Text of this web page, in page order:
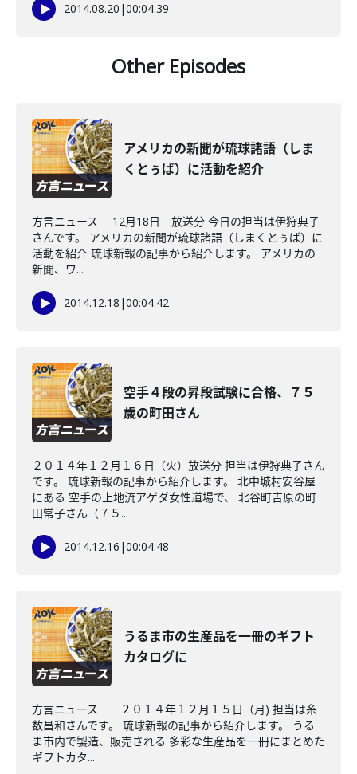
2014.08.20 |00:04:39
Other Episodes
アメリカの新聞が琉球諸語（しま
くとぅば）に活動を紹介
方言ニュース 12月18日 放送分 今日の担当は伊狩典子
さんです。 アメリカの新聞が琉球諸語（しまくとぅば）に
活動を紹介 琉球新報の記事から紹介します。 アメリカの
新聞、ワ...
2014.12.18 |00:04:42
空手４段の昇段試験に合格、７５
歳の町田さん
２０１４年１２月１６日（火）放送分 担当は伊狩典子さん
です。 琉球新報の記事から紹介します。 北中城村安谷屋
にある 空手の上地流アゲダ女性道場で、 北谷町吉原の町
田常子さん（７５...
2014.12.16 |00:04:48
うるま市の生産品を一冊のギフト
カタログに
方言ニュース ２０１４年１２月１５日（月) 担当は糸
数昌和さんです。 琉球新報の記事から紹介します。 うる
ま市内で製造、販売される 多彩な生産品を一冊にまとめた
ギフトカタ...